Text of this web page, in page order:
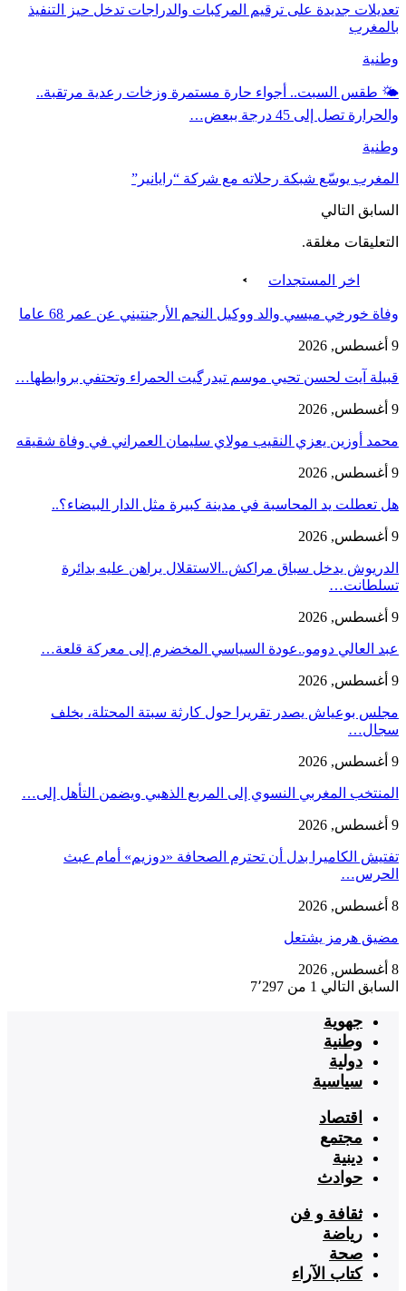
تعديلات جديدة على ترقيم المركبات والدراجات تدخل حيز التنفيذ
بالمغرب
وطنية
🌤️ طقس السبت.. أجواء حارة مستمرة وزخات رعدية مرتقبة..
والحرارة تصل إلى 45 درجة ببعض…
وطنية
المغرب يوسّع شبكة رحلاته مع شركة “رايانير”
السابق التالي
التعليقات مغلقة.
اخر المستجدات
وفاة خورخي ميسي والد ووكيل النجم الأرجنتيني عن عمر 68 عاما
9 أغسطس, 2026
قبيلة آيت لحسن تحيي موسم تيدرگيت الحمراء وتحتفي بروابطها…
9 أغسطس, 2026
محمد أوزين يعزي النقيب مولاي سليمان العمراني في وفاة شقيقه
9 أغسطس, 2026
هل تعطلت يد المحاسبة في مدينة كبيرة مثل الدار البيضاء؟..
9 أغسطس, 2026
الدريوش يدخل سباق مراكش..الاستقلال يراهن عليه بدائرة
تسلطانت…
9 أغسطس, 2026
عبد العالي دومو..عودة السياسي المخضرم إلى معركة قلعة…
9 أغسطس, 2026
مجلس بوعياش يصدر تقريرا حول كارثة سبتة المحتلة، يخلف
سجال…
9 أغسطس, 2026
المنتخب المغربي النسوي إلى المربع الذهبي ويضمن التأهل إلى…
9 أغسطس, 2026
تفتيش الكاميرا بدل أن تحترم الصحافة «دوزيم» أمام عبث
الحرس…
8 أغسطس, 2026
مضيق هرمز يشتعل
8 أغسطس, 2026
السابق التالي 1 من 7٬297
جهوية
وطنية
دولية
سياسية
اقتصاد
مجتمع
دينية
حوادث
ثقافة و فن
رياضة
صحة
كتاب الآراء